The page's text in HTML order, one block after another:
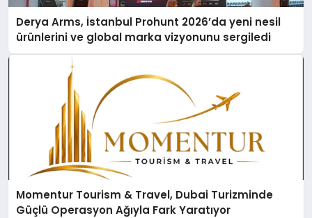
Derya Arms, İstanbul Prohunt 2026’da yeni nesil
ürünlerini ve global marka vizyonunu sergiledi
Momentur Tourism & Travel, Dubai Turizminde
Güçlü Operasyon Ağıyla Fark Yaratıyor